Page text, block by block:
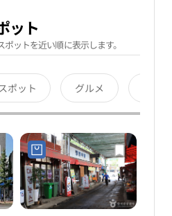
ット
ットを近い順に表示します。
ポット グルメ